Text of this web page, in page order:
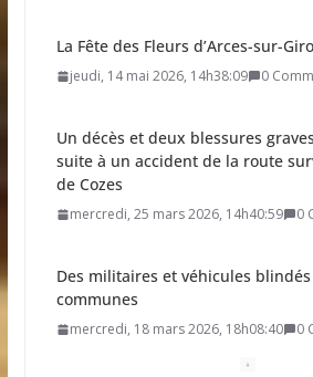
La Fête des Fleurs d’Arces-sur-
jeudi, 14 mai 2026, 14h38:09 0
Un décès et deux blessures
suite à un accident de la route
de Cozes
mercredi, 25 mars 2026, 14h40:59 0
Des militaires et véhicules
communes
mercredi, 18 mars 2026, 18h08:40 0